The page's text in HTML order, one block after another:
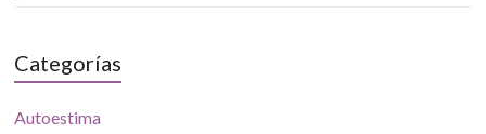
Categorías
Autoestima